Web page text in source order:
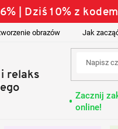
| Dziś 10% z
obrazów Jak
Zacznij
online!